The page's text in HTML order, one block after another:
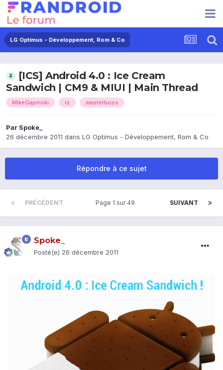
LG Optimus - Développement, Rom & Co
[ICS] Android 4.0 : Ice Cream
Sandwich | CM9 & MIUI | Main Thread
MikeGapinski is masterboss
Par Spoke_
26 décembre 2011 dans LG Optimus - Développement, Rom & Co
Répondre à ce sujet
PRÉCÉDENT SUIVANT
Page 1 sur 49
Spoke_
Posté(e) 26 décembre 2011